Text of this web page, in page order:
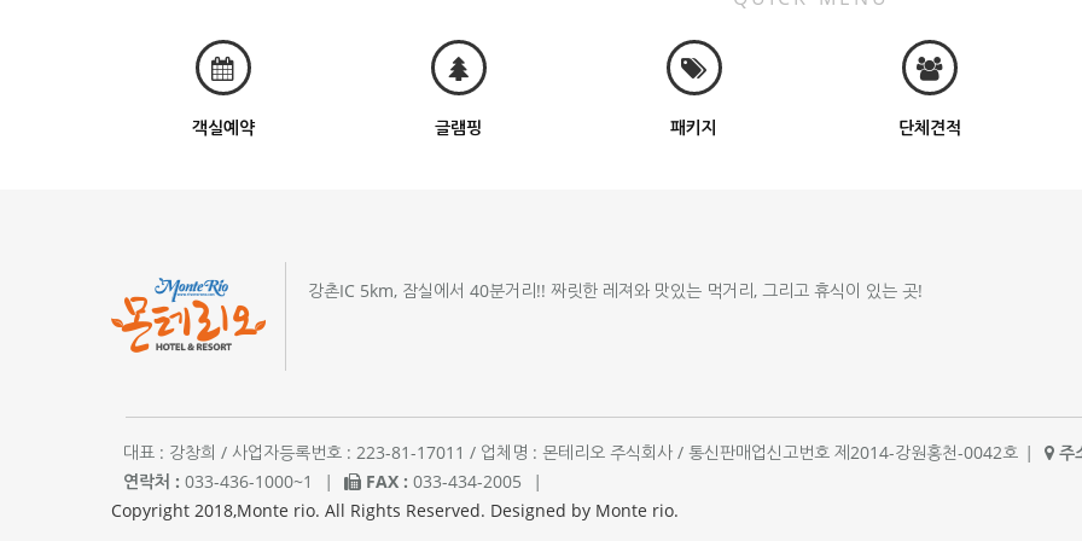
객실예약 글램핑 패키지 단체견적
강촌IC 5km, 잠실에서 40분거리!! 짜릿한 레져와 맛있는 먹거리, 그리고 휴식이 있는 곳!
대표 : 강창희 / 사업자등록번호 : 223-81-17011 / 업체명 : 몬테리오 주식회사 / 통신판매업신고번호 제2014-강원홍천-0042호 |
주
연락처 : 033-436-1000~1 | FAX : 033-434-2005
|
Copyright 2018,Monte rio. All Rights Reserved. Designed by Monte rio.